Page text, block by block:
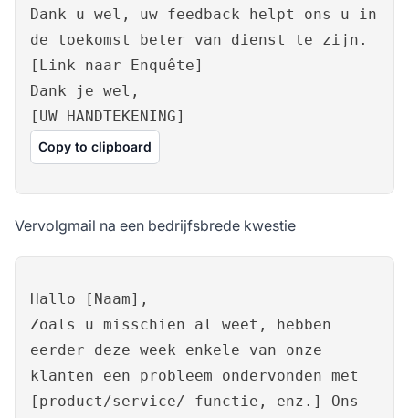
Dank u wel, uw feedback helpt ons u in
de toekomst beter van dienst te zijn.
[Link naar Enquête]
Dank je wel,
[UW HANDTEKENING]
Copy to clipboard
Vervolgmail na een bedrijfsbrede kwestie
Hallo [Naam],
Zoals u misschien al weet, hebben
eerder deze week enkele van onze
klanten een probleem ondervonden met
[product/service/ functie, enz.] Ons